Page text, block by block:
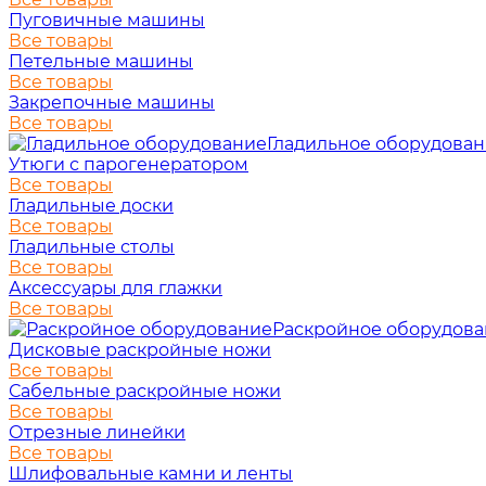
Пуговичные машины
Все товары
Петельные машины
Все товары
Закрепочные машины
Все товары
Гладильное
Утюги с парогенератором
Все товары
Гладильные доски
Все товары
Гладильные столы
Все товары
Аксессуары для глажки
Все товары
Раскройное
Дисковые раскройные ножи
Все товары
Сабельные раскройные ножи
Все товары
Отрезные линейки
Все товары
Шлифовальные камни и ленты